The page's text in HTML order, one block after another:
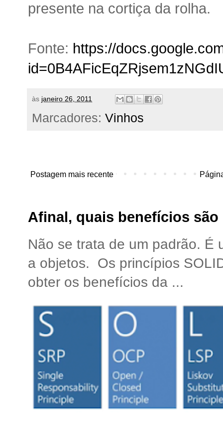
presente na cortiça da rolha.
Fonte: https://
às janeiro 26, 2011
Marcadores: Vinhos
Postagem mais recente
Afinal, quais benefícios
Não se trata de um padrão. É
a objetos. Os princípios
obter os benefícios da ...